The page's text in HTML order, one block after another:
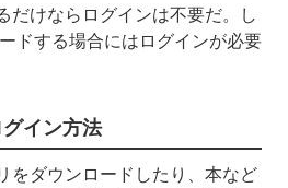
だけならログインは不要だ。し
ドする場合にはログインが必要
イン方法
をダウンロードしたり、本など